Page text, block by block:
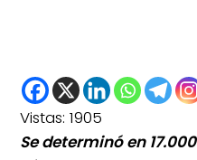
Vistas: 1905
Se determinó en